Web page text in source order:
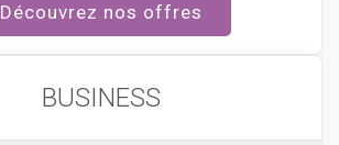
Découvrez nos offres
BUSINESS